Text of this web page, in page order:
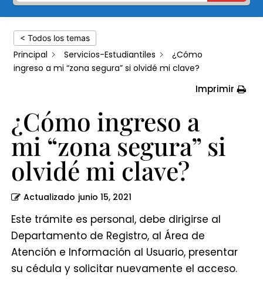
“zona
segura”
olvidé
< Todos los temas
Principal Servicios-Estudiantiles
¿Cómo
ingreso a mi “zona segura” si olvidé mi clave?
Imprimir
¿Cómo ingreso a
mi “zona segura” si
olvidé mi clave?
Actualizado junio 15, 2021
Este trámite es personal, debe dirigirse al
Departamento de Registro, al Área de
Atención e Información al Usuario, presentar
su cédula y solicitar nuevamente el acceso.